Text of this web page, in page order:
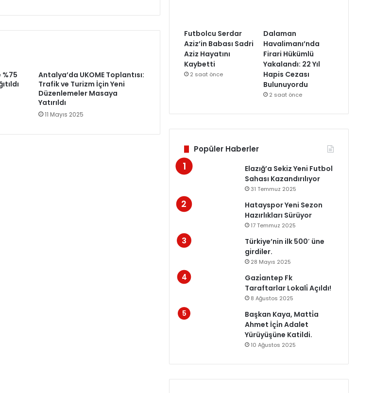
Antalya’da UKOME Toplantısı:
Trafik ve Turizm İçin Yeni
Düzenlemeler Masaya
Yatırıldı
11 Mayıs 2025
Futbolcu Serdar
Aziz’in Babası Sadri
Aziz Hayatını
Kaybetti
2 saat önce
Dalaman
Havalimanı’nda
Firari Hükümlü
Yakalandı: 22 Yıl
Hapis Cezası
Bulunuyordu
2 saat önce
Popüler Haberler
Elazığ’a Sekiz Yeni Futbol
Sahası Kazandırılıyor
31 Temmuz 2025
Hatayspor Yeni Sezon
Hazırlıkları Sürüyor
17 Temmuz 2025
Türkiye’nin ilk 500′ üne
girdiler.
28 Mayıs 2025
Gazi̇antep Fk
Taraftarlar Lokali̇ Açıldı!
8 Ağustos 2025
Başkan Kaya, Matti̇a
Ahmet İçi̇n Adalet
Yürüyüşüne Katildi.
10 Ağustos 2025